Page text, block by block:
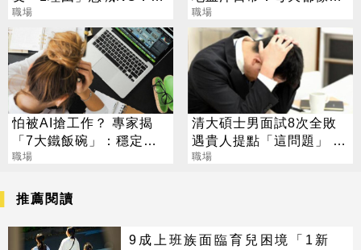
著很好用
職場
支生命
職場
怕被AI搶工作？ 專家揭
「7大鐵飯碗」：穩定又
高薪
職場
清大碩士男面試8次全敗
遇貴人提點「這問題」 秒
被錄取
職場
推薦閱讀
9成上班族面臨育兒困境「1新